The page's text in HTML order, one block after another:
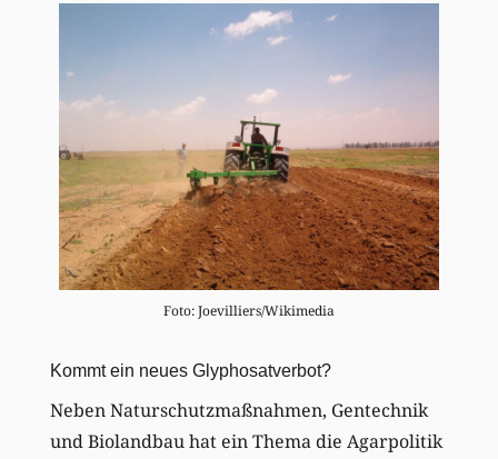
Foto: Joevilliers/Wikimedia
Kommt ein neues Glyphosatverbot?
Neben Naturschutzmaßnahmen, Gentechnik
und Biolandbau hat ein Thema die Agarpolitik